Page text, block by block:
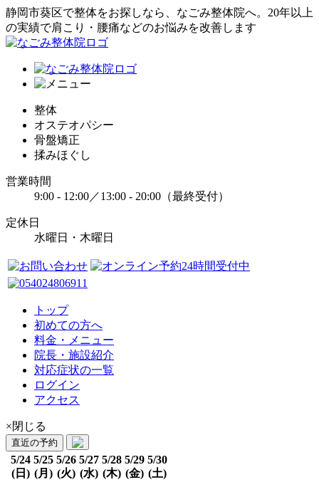
静岡市葵区で整体をお探しなら、なごみ整体院へ。20年以上
の実績で肩こり・腰痛などのお悩みを改善します
整体
オステオパシー
骨盤矯正
揉みほぐし
営業時間
9:00 - 12:00／13:00 - 20:00（最終受付）
定休日
水曜日・木曜日
トップ
初めての方へ
料金・メニュー
院長・施設紹介
対応症状の一覧
ログイン
アクセス
×閉じる
直近の予約
5/24
(日)
5/25
(月)
5/26
(火)
5/27
(水)
5/28
(木)
5/29
(金)
5/30
(土)